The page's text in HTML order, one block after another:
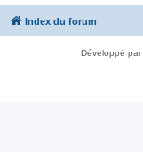
Index du forum
Développé par